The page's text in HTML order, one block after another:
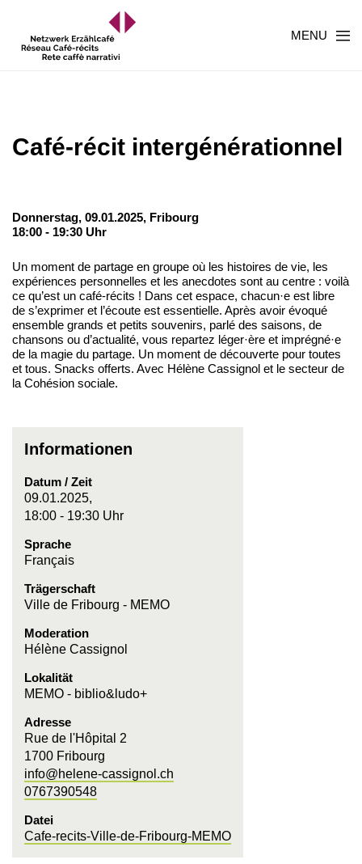
MENU
Café-récit intergénérationnel
Donnerstag, 09.01.2025, Fribourg
18:00 - 19:30 Uhr
Un moment de partage en groupe où les histoires de vie, les
expériences personnelles et les anecdotes sont au centre : voilà
ce qu’est un café-récits ! Dans cet espace, chacun·e est libre
de s’exprimer et l’écoute est essentielle. Après avoir évoqué
ensemble grands et petits souvenirs, parlé des saisons, de
chansons ou d’actualité, vous repartez léger·ère et imprégné·e
de la magie du partage. Un moment de découverte pour toutes
et tous. Snacks offerts. Avec Hélène Cassignol et le secteur de
la Cohésion sociale.
Informationen
Datum / Zeit
09.01.2025,
18:00 - 19:30 Uhr
Sprache
Français
Trägerschaft
Ville de Fribourg - MEMO
Moderation
Hélène Cassignol
Lokalität
MEMO - biblio&ludo+
Adresse
Rue de l'Hôpital 2
1700 Fribourg
info@helene-cassignol.ch
0767390548
Datei
Cafe-recits-Ville-de-Fribourg-MEMO